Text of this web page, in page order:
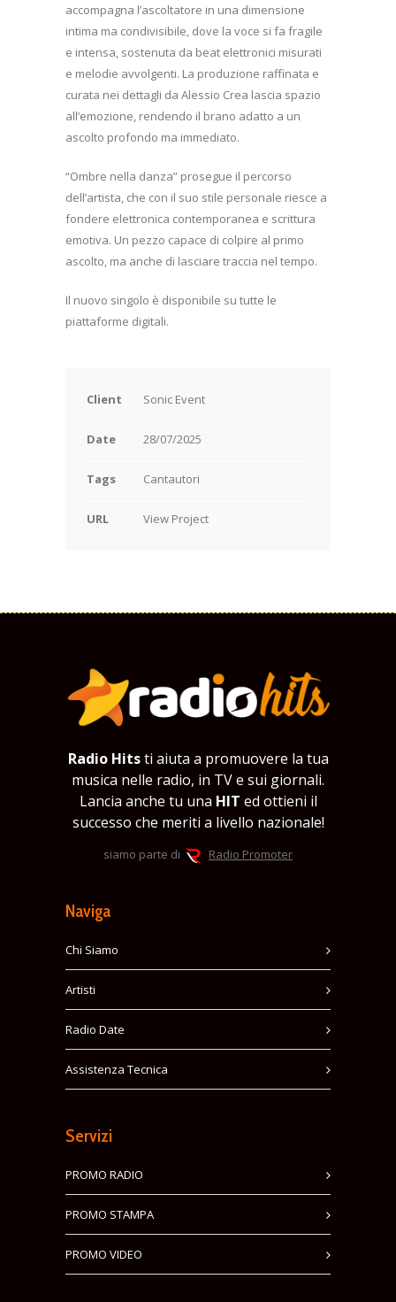
accompagna l’ascoltatore in una dimensione
intima ma condivisibile, dove la voce si fa fragile
e intensa, sostenuta da beat elettronici misurati
e melodie avvolgenti. La produzione raffinata e
curata nei dettagli da Alessio Crea lascia spazio
all’emozione, rendendo il brano adatto a un
ascolto profondo ma immediato.
“Ombre nella danza” prosegue il percorso
dell’artista, che con il suo stile personale riesce a
fondere elettronica contemporanea e scrittura
emotiva. Un pezzo capace di colpire al primo
ascolto, ma anche di lasciare traccia nel tempo.
Il nuovo singolo è disponibile su tutte le
piattaforme digitali.
Client Sonic Event
Date 28/07/2025
Tags Cantautori
URL View Project
Radio Hitsti aiuta a promuovere la tua
musica nelle radio, in TV e sui giornali.
Lancia anche tu una HIT ed ottieni il
successo che meriti a livello nazionale!
siamo parte di Radio Promoter
Naviga
Chi Siamo
Artisti
Radio Date
Assistenza Tecnica
Servizi
PROMO RADIO
PROMO STAMPA
PROMO VIDEO